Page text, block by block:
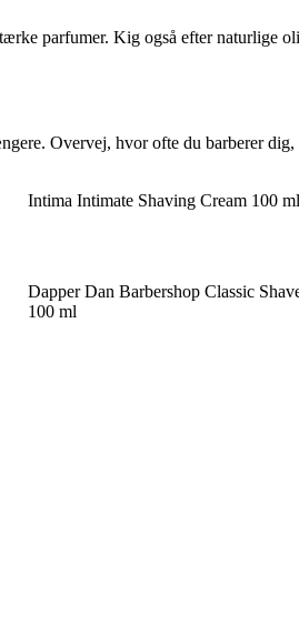
parfumer. Kig også efter naturlige
Overvej, hvor ofte du barberer
Intima Intimate Shaving Cream 100 ml
Dapper Dan Barbershop Classic
100 ml